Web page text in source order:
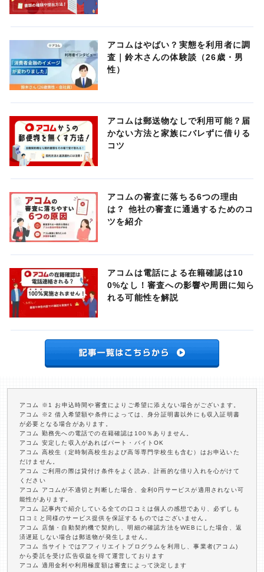
アコムはやばい？実態を利用者に調
査｜鈴木さんの体験談（26歳・男
性）
アコムは郵送物なしで利用可能？届
かない方法と家族にバレずに借りる
コツ
アコムの審査に落ちる6つの理由
は？ 他社の審査に通過するためのコ
ツを紹介
アコムは電話による在籍確認は10
0%なし！審査への影響や周囲に知ら
れる可能性を解説
アコム ※1 お申込時間や審査によりご希望に添えない場合がございます。
アコム ※2 借入希望額や条件によっては、身分証明書以外にも収入証明書
が必要となる場合があります。
アコム 勤務先への電話での在籍確認は100％ありません。
アコム 安定した収入があればパート・バイトOK
アコム 高校生（定時制高校生および高等専門学校生も含む）はお申込いた
だけません。
アコム ご利用の際は貸付け条件をよく読み、計画的な借り入れを心がけて
ください
アコム アコムが不適切と判断した場合、金利0円サービスが適用されない可
能性があります。
アコム 記事内で紹介している全ての口コミは個人の感想であり、必ずしも
口コミと同様のサービス提供を保証するものではございません。
アコム 店舗・自動契約機で契約し、明細の確認方法をWEBにした場合、返
済遅延しない場合は郵送物が発生しません。
アコム 当サイトではアフィリエイトプログラムを利用し、事業者(アコム)
から委託を受け広告収益を得て運営しております
アコム 適用金利や利用極度額は審査によって決定します